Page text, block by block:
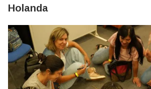
Holanda